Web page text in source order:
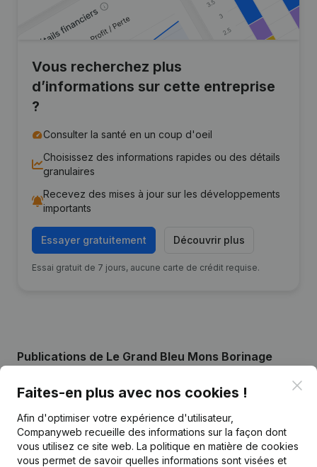
Vous recherchez plus
d’informations sur cette entreprise
?
Consulter la santé en un coup d'oeil
Choisissez des informations rapides ou des détails
granulaires
Recevez des mises à jour sur les développements
importants
Essayer gratuitement Découvrir plus
Essai gratuit de 7 jours, aucune carte de crédit requise.
Publications de Le Grand Bleu Mons Borinage
Date Publication
23-12-2024
Demissions, Nominations - Statuts
(Traduction, Coordination, Autres
Modifications, …)
Faites-en plus avec nos cookies !
Afin d'optimiser votre expérience d'utilisateur,
Companyweb recueille des informations sur la façon dont
vous utilisez ce site web. La politique en matière de cookies
vous permet de savoir quelles informations sont visées et